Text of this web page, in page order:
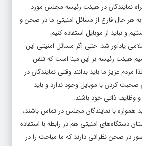
نمایندگان در هیئت رئیسه مجلس مورد
هر حال فارغ از مسائل امنیتی ما در صحن و
و نباید از موبایل استفاده کنیم.
یادآور شد: حتی اگر مسائل امنیتی این
هیئت رئیسه بر این مبنا است که تلفن
عزیز ما باید بدانند وقتی نمایندگان در
کردن با موبایل وجود ندارد و باید
وظایف ذاتی خود باشند.
همواره با نمایندگان مجلس در تماس باشند،
دستگاه‌های امنیتی هم در رابطه با استفاده
در صحن نظراتی دارند که ما مباحث را در